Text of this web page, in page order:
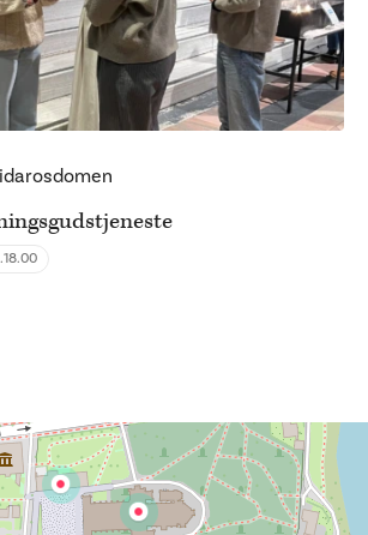
18.00